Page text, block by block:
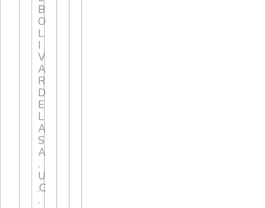
B
O
L
I
V
A
R
D
E
L
A
S
A
.
U
.C
.